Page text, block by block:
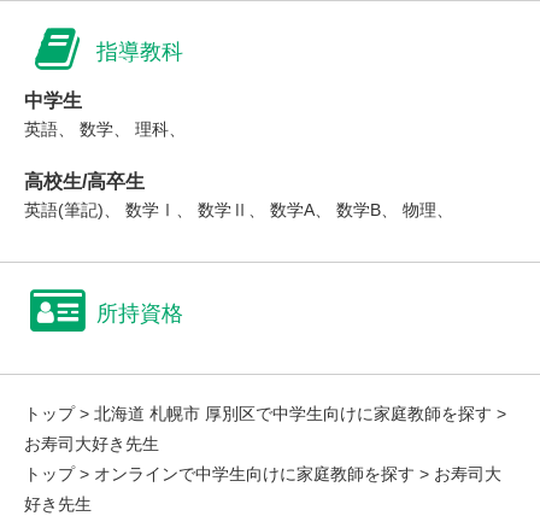
指導教科
中学生
英語、 数学、 理科、
高校生/高卒生
英語(筆記)、 数学Ⅰ、 数学Ⅱ、 数学A、 数学B、 物理、
所持資格
トップ> 北海道 札幌市 厚別区で中学生向けに家庭教師を探す >
お寿司大好き先生
トップ> オンラインで中学生向けに家庭教師を探す > お寿司大
好き先生